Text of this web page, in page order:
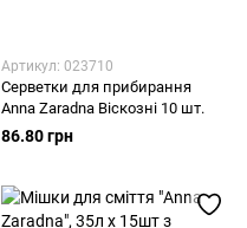
Артикул: 023710
Серветки для прибирання
Anna Zaradna Віскозні 10 шт.
86.80 грн